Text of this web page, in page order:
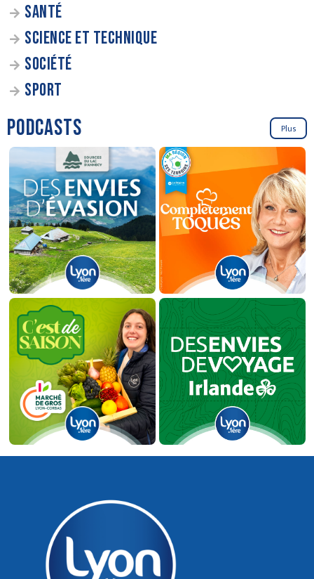
SANTÉ
SCIENCE ET TECHNIQUE
SOCIÉTÉ
SPORT
PODCASTS Plus